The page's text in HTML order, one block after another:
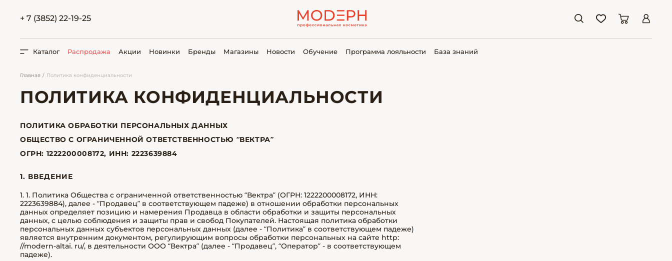
+ 7 (3852) 22-19-25
ПОИСК
Каталог Распродажа Акции Новинки Бренды Магазины Новости Обучение Программа лояльности База знаний
Главная Политика конфиденциальности
ПОЛИТИКА КОНФИДЕНЦИАЛЬНОСТИ
ПОЛИТИКА ОБРАБОТКИ ПЕРСОНАЛЬНЫХ ДАННЫХ
ОБЩЕСТВО С ОГРАНИЧЕННОЙ ОТВЕТСТВЕННОСТЬЮ “ВЕКТРА”
ОГРН: 1222200008172, ИНН: 2223639884
1. ВВЕДЕНИЕ
1. 1. Политика Общества с ограниченной ответственностью “Вектра” (ОГРН: 1222200008172, ИНН:
2223639884), далее - “Продавец” в соответствующем падеже) в отношении обработки персональных
данных определяет позицию и намерения Продавца в области обработки и защиты персональных
данных, с целью соблюдения и защиты прав и свобод Покупателей. Настоящая политика обработки
персональных данных субъектов персональных данных (далее - “Политика” в соответствующем падеже)
является внутренним документом, регулирующим вопросы обработки персональных на сайте http:
//modern-altai. ru/, в деятельности ООО “Вектра” (далее - “Продавец”, “Оператор” - в соответствующем
падеже).